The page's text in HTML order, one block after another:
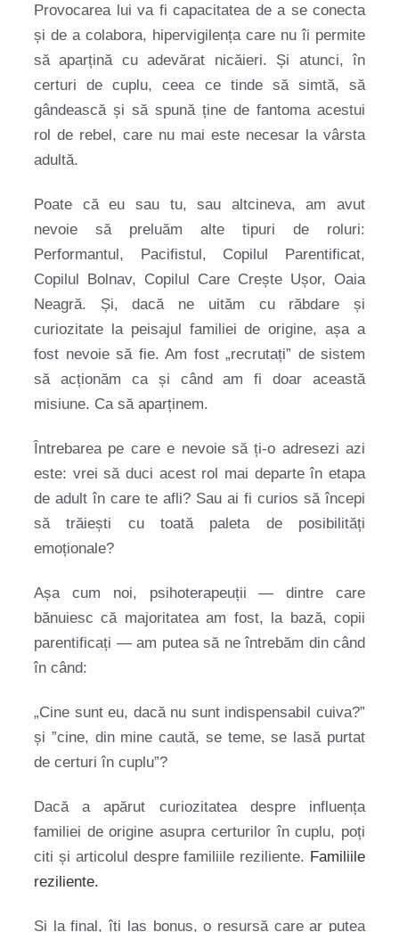
Provocarea lui va fi capacitatea de a se conecta
și de a colabora, hipervigilența care nu îi permite
să aparțină cu adevărat nicăieri. Și atunci, în
certuri de cuplu, ceea ce tinde să simtă, să
gândească și să spună ține de fantoma acestui
rol de rebel, care nu mai este necesar la vârsta
adultă.
Poate că eu sau tu, sau altcineva, am avut
nevoie să preluăm alte tipuri de roluri:
Performantul, Pacifistul, Copilul Parentificat,
Copilul Bolnav, Copilul Care Crește Ușor, Oaia
Neagră. Și, dacă ne uităm cu răbdare și
curiozitate la peisajul familiei de origine, așa a
fost nevoie să fie. Am fost „recrutați” de sistem
să acționăm ca și când am fi doar această
misiune. Ca să aparținem.
Întrebarea pe care e nevoie să ți-o adresezi azi
este: vrei să duci acest rol mai departe în etapa
de adult în care te afli? Sau ai fi curios să începi
să trăiești cu toată paleta de posibilități
emoționale?
Așa cum noi, psihoterapeuții — dintre care
bănuiesc că majoritatea am fost, la bază, copii
parentificați — am putea să ne întrebăm din când
în când:
„Cine sunt eu, dacă nu sunt indispensabil cuiva?”
și ”cine, din mine caută, se teme, se lasă purtat
de certuri în cuplu”?
Dacă a apărut curiozitatea despre influența
familiei de origine asupra certurilor în cuplu, poți
citi și articolul despre familiile reziliente. Familiile
reziliente.
Și la final, îți las bonus, o resursă care ar putea